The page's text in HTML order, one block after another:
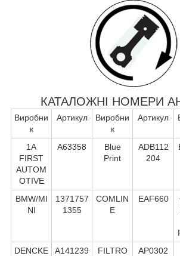
КАТАЛОЖНІ НОМЕРИ
Виробни
к
Артикул
Виробни
к
Артикул
1A
FIRST
AUTOM
OTIVE
A63358
Blue
Print
ADB112
204
BMW/MI
NI
1371757
1355
COMLIN
E
EAF660
DENCKE
A141239
FILTRO
AP0302